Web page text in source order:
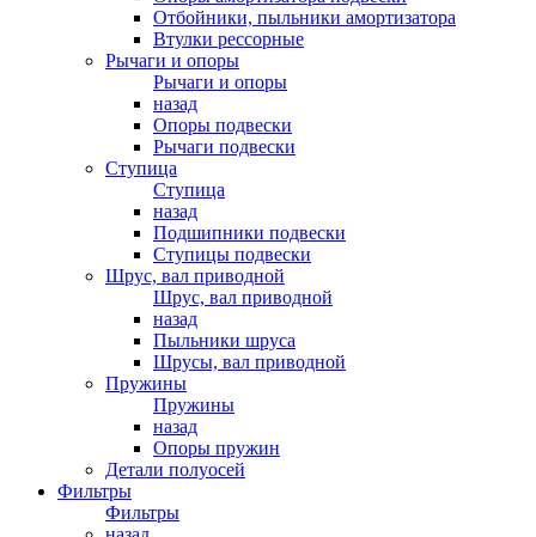
Отбойники, пыльники амортизатора
Втулки рессорные
Рычаги и опоры
Рычаги и опоры
назад
Опоры подвески
Рычаги подвески
Ступица
Ступица
назад
Подшипники подвески
Ступицы подвески
Шрус, вал приводной
Шрус, вал приводной
назад
Пыльники шруса
Шрусы, вал приводной
Пружины
Пружины
назад
Опоры пружин
Детали полуосей
Фильтры
Фильтры